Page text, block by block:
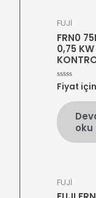
FUJİ
FRN0
0,75 KW
5
üzerinden
oy
aldı
Fiyat için
oku
FUJİ